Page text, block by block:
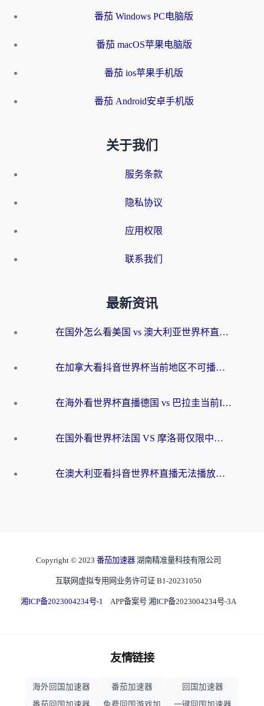
番茄 Windows PC电脑版
番茄 macOS苹果电脑版
番茄 ios苹果手机版
番茄 Android安卓手机版
关于我们
服务条款
隐私协议
应用权限
联系我们
最新资讯
在国外怎么看美国 vs 澳大利亚世界杯直播？海外党必藏的中文解说观赛指南
在加拿大看抖音世界杯当前地区不可播放？海外党体育观赛终极指南
在海外看世界杯直播德国 vs 巴拉圭当前IP受限制？这篇指南帮你轻松解决地区限制
在国外看世界杯法国 VS 摩洛哥仅限中国大陆？别让地域限制拦下你的欢呼
在澳大利亚看抖音世界杯直播无法播放？海外党体育观赛终极指南来了！
Copyright © 2023 番茄加速器 湖南精准量科技有限公司
互联网虚拟专用网业务许可证 B1-20231050
湘ICP备2023004234号-1 APP备案号 湘ICP备2023004234号-3A
友情链接
海外回国加速器 番茄加速器
回国加速器